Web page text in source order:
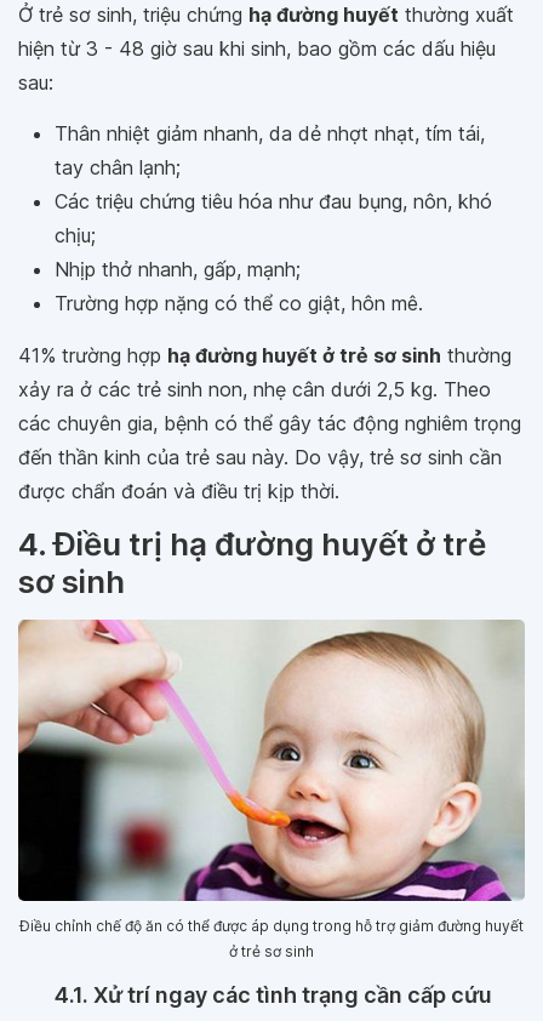
Ở trẻ sơ sinh, triệu chứng hạ đường huyết thường xuất
hiện từ 3 - 48 giờ sau khi sinh, bao gồm các dấu hiệu
sau:
Thân nhiệt giảm nhanh, da dẻ nhợt nhạt, tím tái,
tay chân lạnh;
Các triệu chứng tiêu hóa như đau bụng, nôn, khó
chịu;
Nhịp thở nhanh, gấp, mạnh;
Trường hợp nặng có thể co giật, hôn mê.
41% trường hợp hạ đường huyết ở trẻ sơ sinh thường
xảy ra ở các trẻ sinh non, nhẹ cân dưới 2,5 kg. Theo
các chuyên gia, bệnh có thể gây tác động nghiêm trọng
đến thần kinh của trẻ sau này. Do vậy, trẻ sơ sinh cần
được chẩn đoán và điều trị kịp thời.
4. Điều trị hạ đường huyết ở trẻ
sơ sinh
Điều chỉnh chế độ ăn có thể được áp dụng trong hỗ trợ giảm đường huyết
ở trẻ sơ sinh
4.1. Xử trí ngay các tình trạng cần cấp cứu